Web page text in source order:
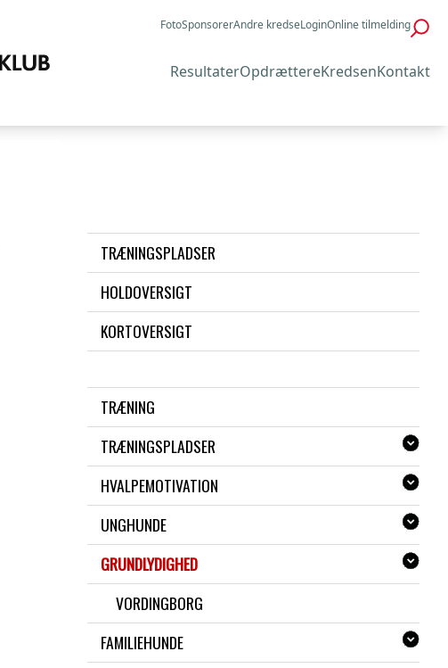
FotoSponsorerAndre kredseLoginOnline tilmelding
ResultaterOpdrættereKredsenKontakt
TRÆNINGSPLADSER
HOLDOVERSIGT
KORTOVERSIGT
TRÆNING
TRÆNINGSPLADSER
HVALPEMOTIVATION
UNGHUNDE
GRUNDLYDIGHED
VORDINGBORG
FAMILIEHUNDE